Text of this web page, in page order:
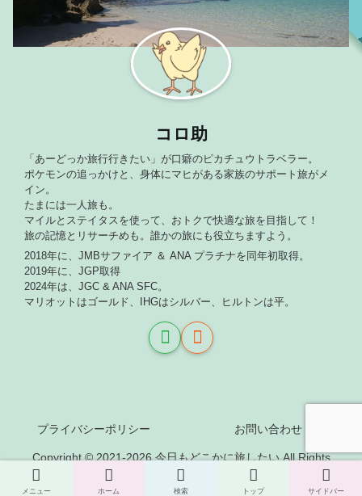
コロ助
「あーどっか旅行行きたい」が口癖のピカチュウトラベラー。
ポケモンの追っかけと、身体にマヒがある家族のサポート旅がメ
イン。
たまには一人旅も。
マイルとステイタスを使って、おトクで快適な旅を目指して！
旅の記憶とリサーチめも。誰かの旅にも役立ちますよう。
2018年に、JMBサファイア ＆ ANA プラチナを同年初取得。
2019年に、JGP取得
2024年は、JGC & ANA SFC。
マリオットはゴールド、IHGはシルバー、ヒルトンは平。
プライバシーポリシー お問い合わせ
Copyright © 2021-2026 今日もどこかに旅したい All Rights
Reserved.
メニュー ホーム 検索 トップ サイドバー